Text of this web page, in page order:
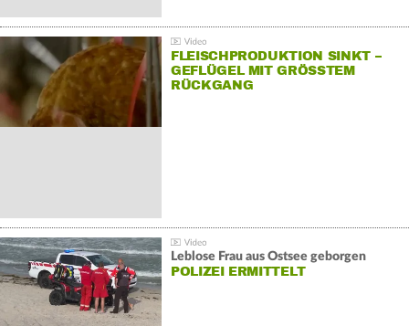
FLEISCHPRODUKTION SINKT –
GEFLÜGEL MIT GRÖSSTEM R
ÜCKGANG
Leblose Frau aus Ostsee geborgen
POLIZEI ERMITTELT